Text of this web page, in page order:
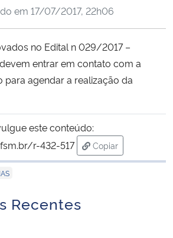
Inovações e Comunicações
Regional
em 17/07/2017, 22h06
no Edital n 029/2017 –
entrar em contato com a
para agendar a realização da
este conteúdo:
r-432-517
Copiar
para área de
Recentes